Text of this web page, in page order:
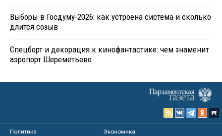
Выборы в Госдуму-2026: как устроена система и сколько
длится созыв
Спецборт и декорация к кинофантастике: чем знаменит
аэропорт Шереметьево
Политика
Экономика